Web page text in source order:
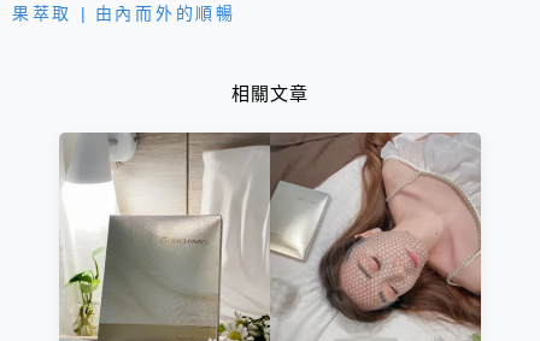
果萃取 | 由內而外的順暢
相關文章